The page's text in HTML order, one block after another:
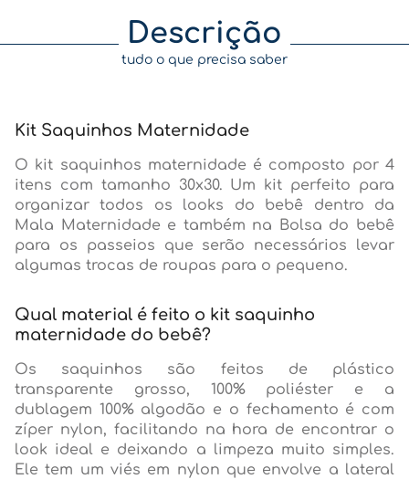
Descrição
tudo o que precisa saber
Kit Saquinhos Maternidade
O kit saquinhos maternidade é composto por 4
itens com tamanho 30x30. Um kit perfeito para
organizar todos os looks do bebê dentro da
Mala Maternidade e também na Bolsa do bebê
para os passeios que serão necessários levar
algumas trocas de roupas para o pequeno.
Qual material é feito o kit saquinho
maternidade do bebê?
Os saquinhos são feitos de plástico
transparente grosso, 100% poliéster e a
dublagem 100% algodão e o fechamento é com
zíper nylon, facilitando na hora de encontrar o
look ideal e deixando a limpeza muito simples.
Ele tem um viés em nylon que envolve a lateral